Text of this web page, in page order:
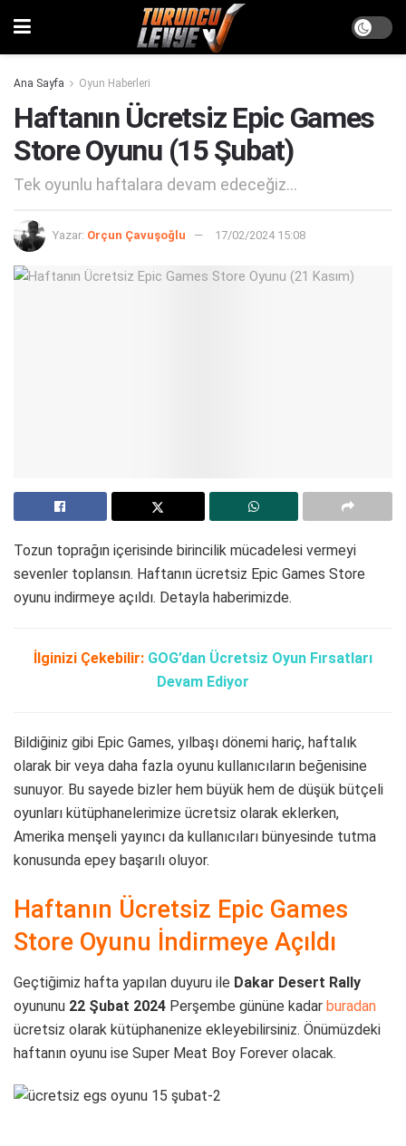
Ana Sayfa Oyun Haberleri
Haftanın Ücretsiz Epic Games
Store Oyunu (15 Şubat)
Tek oyunlu haftalara devam edeceğiz...
Yazar: Orçun Çavuşoğlu 17/02/2024 15:08
Tozun toprağın içerisinde birincilik mücadelesi vermeyi
sevenler toplansın. Haftanın ücretsiz Epic Games Store
oyunu indirmeye açıldı. Detayla haberimizde.
İlginizi Çekebilir: GOG’dan Ücretsiz Oyun Fırsatları
Devam Ediyor
Bildiğiniz gibi Epic Games, yılbaşı dönemi hariç, haftalık
olarak bir veya daha fazla oyunu kullanıcıların beğenisine
sunuyor. Bu sayede bizler hem büyük hem de düşük bütçeli
oyunları kütüphanelerimize ücretsiz olarak eklerken,
Amerika menşeli yayıncı da kullanıcıları bünyesinde tutma
konusunda epey başarılı oluyor.
Haftanın Ücretsiz Epic Games
Store Oyunu İndirmeye Açıldı
Geçtiğimiz hafta yapılan duyuru ile Dakar Desert Rally
oyununu 22 Şubat 2024 Perşembe gününe kadar buradan
ücretsiz olarak kütüphanenize ekleyebilirsiniz. Önümüzdeki
haftanın oyunu ise Super Meat Boy Forever olacak.